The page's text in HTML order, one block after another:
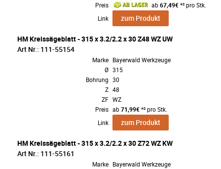
Preis
ab67,49€*² pro Stk.
Link
zum Produkt
HM Kreissägeblatt - 315 x 3.2/2.2 x 30 Z48 WZ UW
Art Nr.: 111-55154
Marke Bayerwald Werkzeuge
Ø 315
Bohrung 30
Z 48
ZF WZ
Preis ab71,99€*² pro Stk.
Link
zum Produkt
HM Kreissägeblatt - 315 x 3.2/2.2 x 30 Z72 WZ KW
Art Nr.: 111-55161
Marke Bayerwald Werkzeuge